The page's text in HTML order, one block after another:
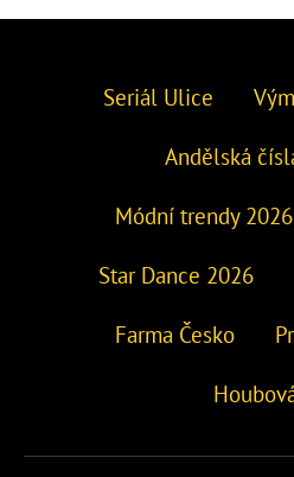
Seriál Ulice
Andělská
Módní trendy 2026
Star Dance 2026
Farma Česko